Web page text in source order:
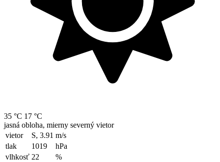
35 °C 17 °C
jasná obloha, mierny severný vietor
vietor
S, 3.91 m/s
tlak
1019
hPa
vlhkosť 22
%